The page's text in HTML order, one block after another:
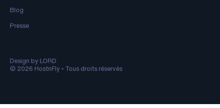
Blog
Presse
Design by LORD
© 2026 HostnFly • Tous droits réservés